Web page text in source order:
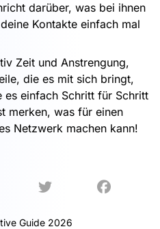
darüber, was bei ihnen
Kontakte einfach mal
Zeit und Anstrengung,
die es mit sich bringt,
es einfach Schritt für Schritt
merken, was für einen
Netzwerk machen kann!
Guide 2026